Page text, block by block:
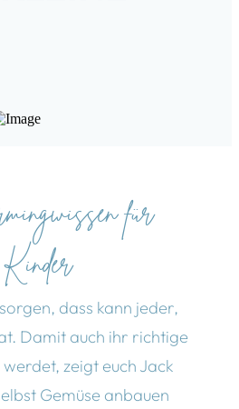
für
Kinder
dass kann jeder,
Damit auch ihr richtige
zeigt euch Jack
Gemüse anbauen